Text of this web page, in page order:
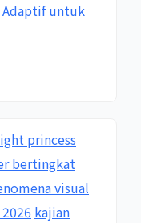
untuk
princess
bertingkat
visual
kajian